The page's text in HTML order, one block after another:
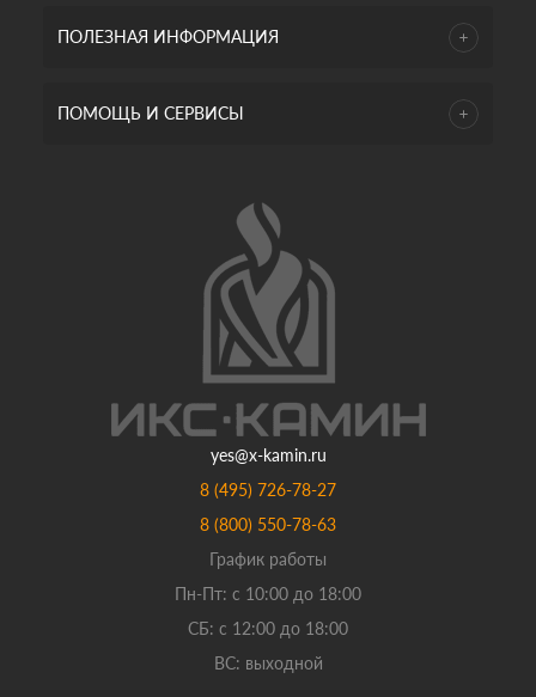
ПОЛЕЗНАЯ ИНФОРМАЦИЯ
ПОМОЩЬ И СЕРВИСЫ
yes@x-kamin.ru
8 (495) 726-78-27
8 (800) 550-78-63
График работы
Пн-Пт: с 10:00 до 18:00
СБ: с 12:00 до 18:00
ВС: выходной